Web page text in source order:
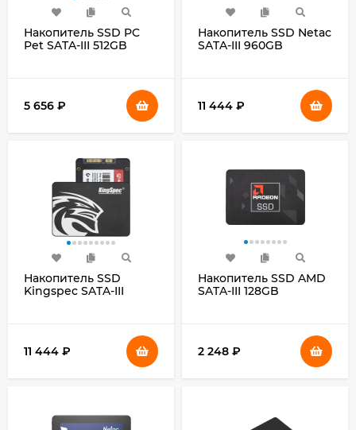
Накопитель SSD PC
Pet SATA-III 512GB
5 656 ₽
Накопитель SSD Netac
SATA-III 960GB
11 444 ₽
Накопитель SSD
Kingspec SATA-III
11 444 ₽
Накопитель SSD AMD
SATA-III 128GB
2 248 ₽